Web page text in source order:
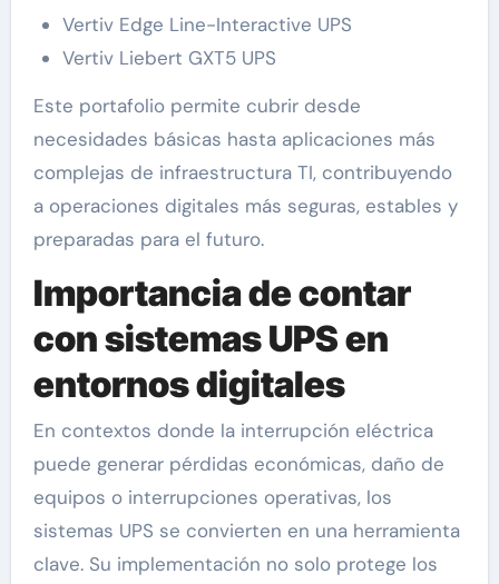
Vertiv Edge Line-Interactive UPS
Vertiv Liebert GXT5 UPS
Este portafolio permite cubrir desde
necesidades básicas hasta aplicaciones más
complejas de infraestructura TI, contribuyendo
a operaciones digitales más seguras, estables y
preparadas para el futuro.
Importancia de contar
con sistemas UPS en
entornos digitales
En contextos donde la interrupción eléctrica
puede generar pérdidas económicas, daño de
equipos o interrupciones operativas, los
sistemas UPS se convierten en una herramienta
clave. Su implementación no solo protege los